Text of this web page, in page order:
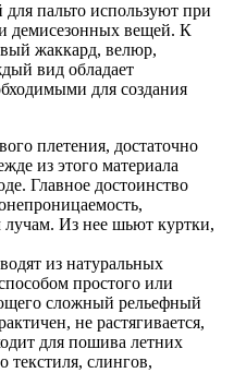
пальто используют при
демисезонных вещей. К
жаккард, велюр,
вид обладает
для создания
плетения, достаточно
из этого материала
Главное достоинство
лучам. Из нее шьют куртки,
из натуральных
простого или
сложный рельефный
не растягивается,
для пошива летних
текстиля, слингов,